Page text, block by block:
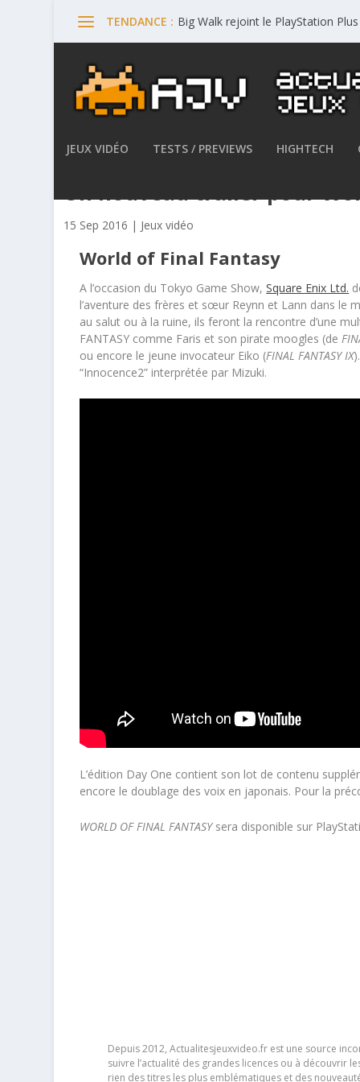
TENDANCE : Big Walk rejoint le PlayStation
JEUX VIDÉO TESTS / PREVIEWS HIGHTECH
Un nouveau trailer pour
15 Sep 2016 | Jeux vidéo
World of Final Fantasy
A l’occasion du Tokyo Game Show,Square Enix Ltd.
l’aventure des frères et sœur Reynn et Lann dans le
au salut ou à la ruine, ils feront la rencontre d’une
FANTASY comme Faris et son pirate moogles (de
ou encore le jeune invocateur Eiko (FINAL FANTASY IX
“Innocence2” interprétée par Mizuki.
L’édition Day One contient son lot de contenu
encore le doublage des voix en japonais. Pour la
WORLD OF FINAL FANTASY sera disponible sur
Depuis 2012, Actualitesjeuxvideo.fr est une source
suivre l’actualité des grandes licences ou à découvrir
rien des titres les plus emblématiques et des